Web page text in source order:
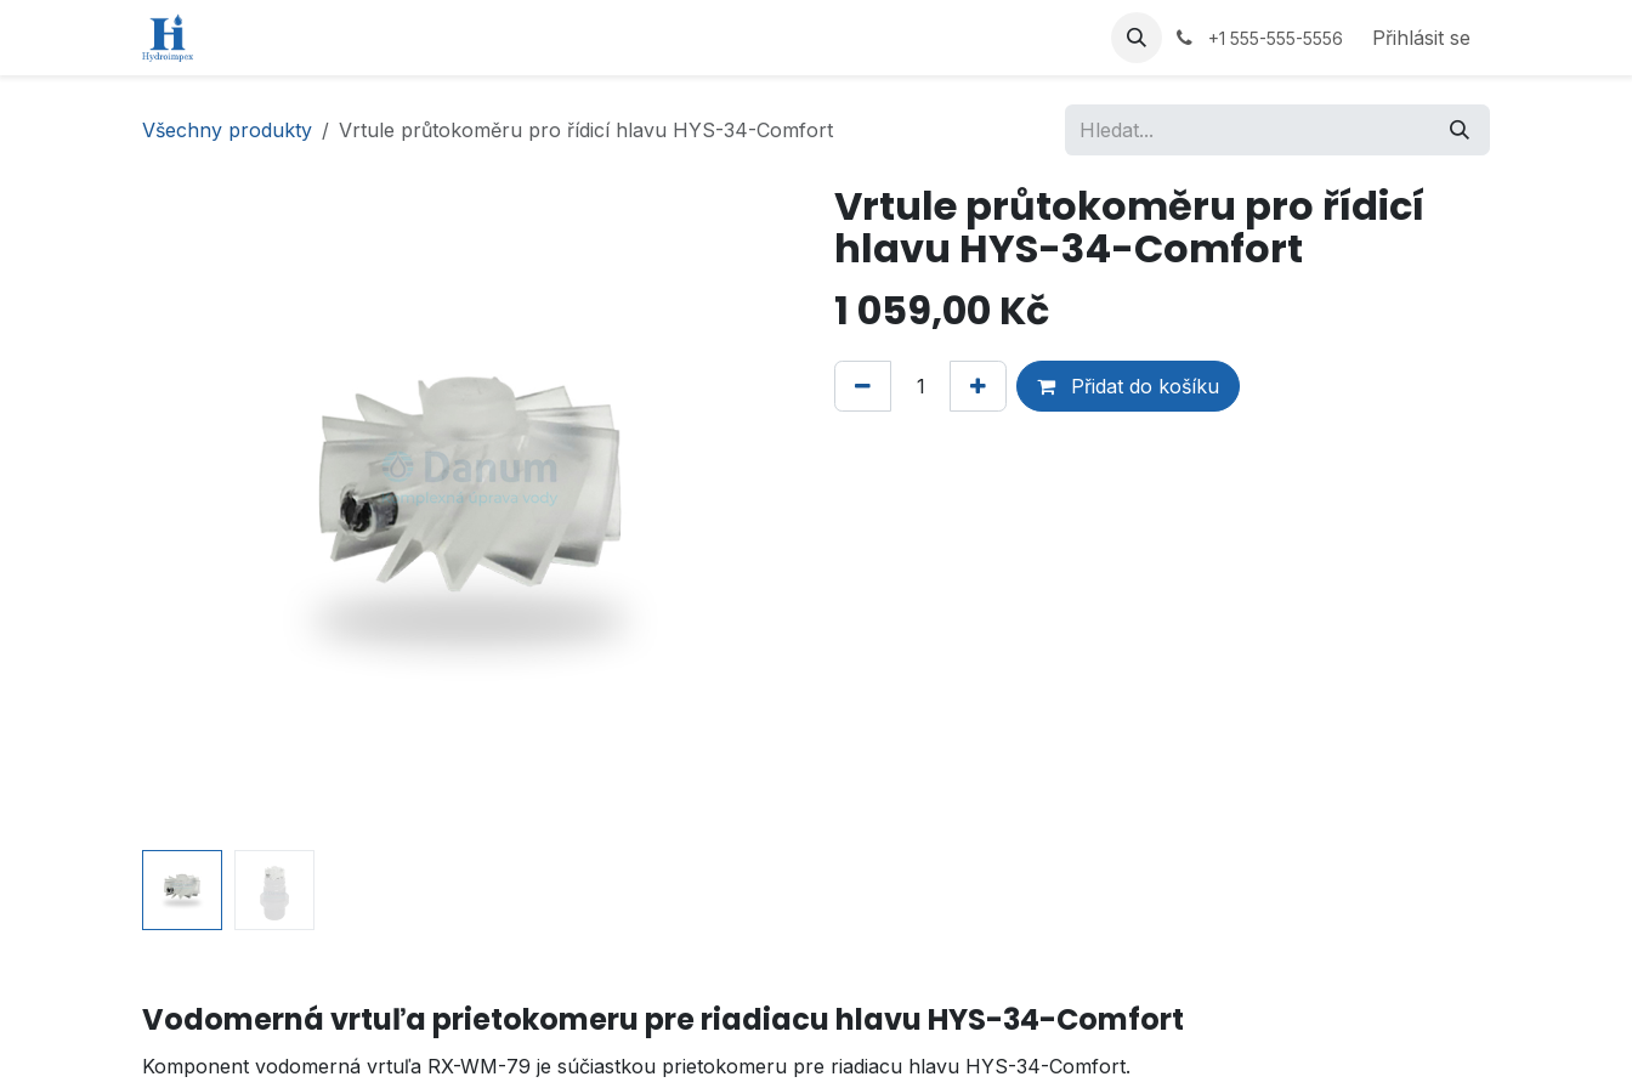
+1 555-555-5556 Přihlásit se
Všechny produkty Vrtule průtokoměru pro řídicí hlavu HYS-34-Comfort
Vrtule průtokoměru pro řídicí
hlavu HYS-34-Comfort
1 059,00 Kč
Přidat do košíku
Vodomerná vrtuľa prietokomeru pre riadiacu hlavu HYS-34-Comfort
Komponent vodomerná vrtuľa RX-WM-79 je súčiastkou prietokomeru pre riadiacu hlavu HYS-34-Comfort.